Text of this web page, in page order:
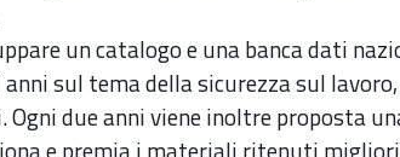
un catalogo e una banca dati
sul tema della sicurezza sul
Ogni due anni viene inoltre proposta